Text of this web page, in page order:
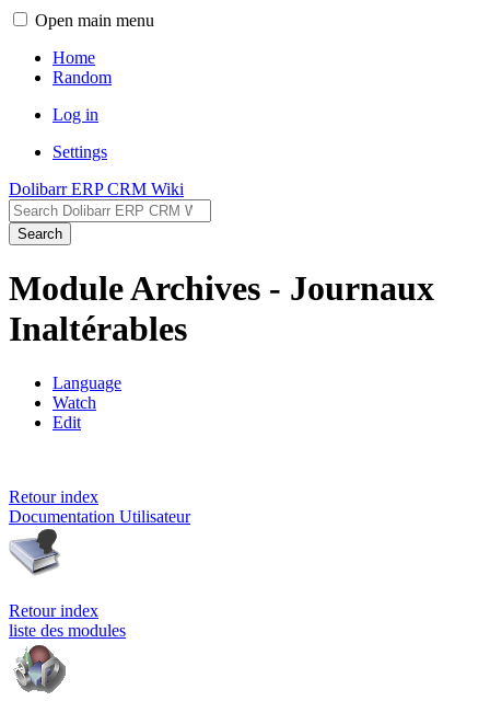
Open main menu
Home
Random
Log in
Settings
Dolibarr ERP CRM Wiki
Search
Module Archives - Journaux
Inaltérables
Language
Watch
Edit
Retour index
Documentation Utilisateur
Retour index
liste des modules